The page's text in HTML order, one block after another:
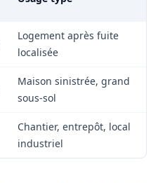
Logement après fuite
localisée
Maison sinistrée, grand
sous-sol
Chantier, entrepôt, local
industriel